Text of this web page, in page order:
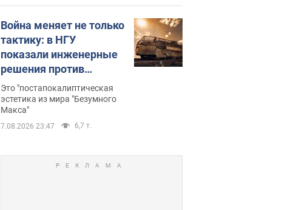
Война меняет не только
тактику: в НГУ
показали инженерные
решения против
российских FPV-
дронов. Фото
Это "постапокалиптическая
эстетика из мира "Безумного
Макса"
7.08.2026 23:47 6,7 т.